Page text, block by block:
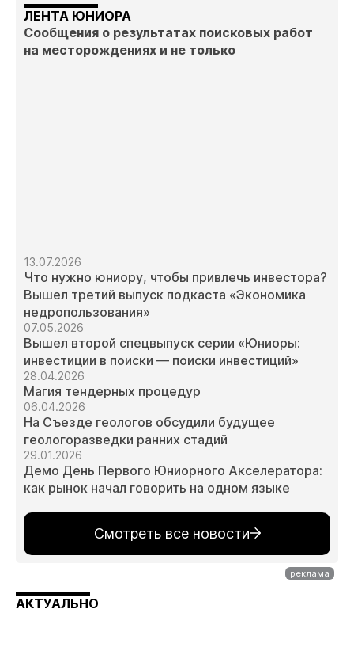
ЛЕНТА ЮНИОРА
Сообщения о результатах поисковых работ
на месторождениях и не только
13.07.2026
Что нужно юниору, чтобы привлечь инвестора?
Вышел третий выпуск подкаста «Экономика
недропользования»
07.05.2026
Вышел второй спецвыпуск серии «Юниоры:
инвестиции в поиски — поиски инвестиций»
28.04.2026
Магия тендерных процедур
06.04.2026
На Съезде геологов обсудили будущее
геологоразведки ранних стадий
29.01.2026
Демо День Первого Юниорного Акселератора:
как рынок начал говорить на одном языке
Смотреть все новости
АКТУАЛЬНО